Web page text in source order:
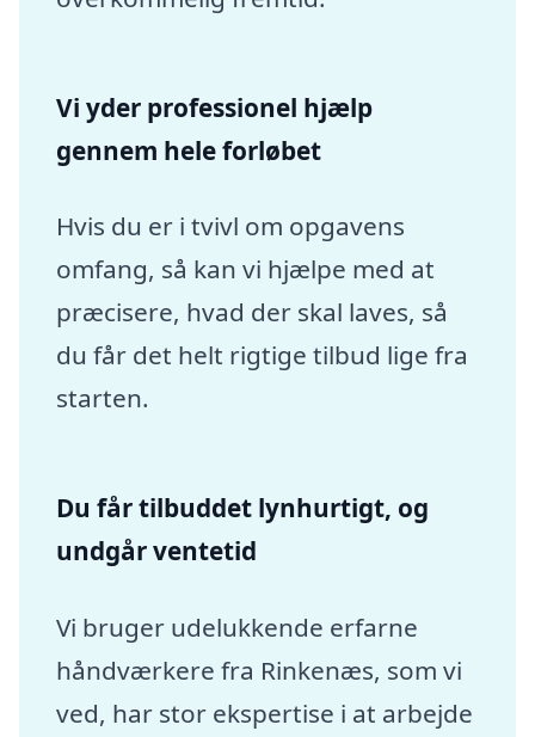
Vi yder professionel hjælp
gennem hele forløbet
Hvis du er i tvivl om opgavens
omfang, så kan vi hjælpe med at
præcisere, hvad der skal laves, så
du får det helt rigtige tilbud lige fra
starten.
Du får tilbuddet lynhurtigt, og
undgår ventetid
Vi bruger udelukkende erfarne
håndværkere fra Rinkenæs, som vi
ved, har stor ekspertise i at arbejde